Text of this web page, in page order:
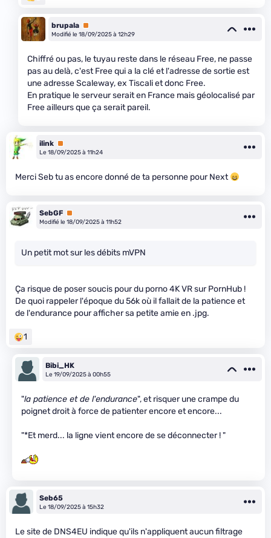
brupala Premium
Modifié le 18/09/2025 à 12h29
Chiffré ou pas, le tuyau reste dans le réseau Free, ne passe
pas au delà, c'est Free qui a la clé et l'adresse de sortie est
une adresse Scaleway, ex Tiscali et donc Free.
En pratique le serveur serait en France mais géolocalisé par
Free ailleurs que ça serait pareil.
ilink Premium
Le 18/09/2025 à 11h24
Merci Seb tu as encore donné de ta personne pour Next
SebGF Premium
Modifié le 18/09/2025 à 11h52
Un petit mot sur les débits mVPN
Ça risque de poser soucis pour du porno 4K VR sur PornHub !
De quoi rappeler l'époque du 56k où il fallait de la patience et
de l'endurance pour afficher sa petite amie en .jpg.
1
Bibi_HK
Le 19/09/2025 à 00h55
"la patience et de l'endurance", et risquer une crampe du
poignet droit à force de patienter encore et encore...
"*Et merd... la ligne vient encore de se déconnecter ! "
Seb65
Le 18/09/2025 à 15h32
Le site de DNS4EU indique qu'ils n'appliquent aucun filtrage